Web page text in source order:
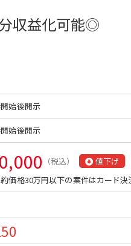
収益化可能◎
始後開示
始後開示
（税込） 値下げ
価格30万円以下の案件はカード決